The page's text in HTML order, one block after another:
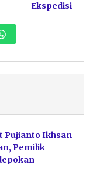
Ekspedisi
Pujianto Ikhsan
Pemilik